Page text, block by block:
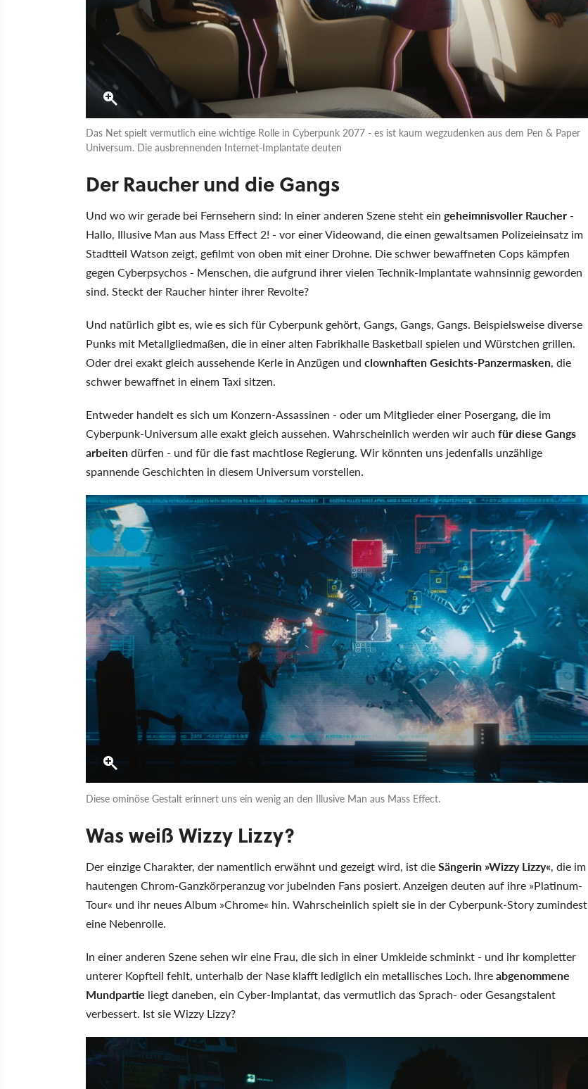
Das Net spielt vermutlich eine wichtige Rolle in Cyberpunk 2077 - es ist kaum wegzudenken aus dem Pen & Paper
Universum. Die ausbrennenden Internet-Implantate deuten
Der Raucher und die Gangs
Und wo wir gerade bei Fernsehern sind: In einer anderen Szene steht ein geheimnisvoller Raucher -
Hallo, Illusive Man aus Mass Effect 2! - vor einer Videowand, die einen gewaltsamen Polizeieinsatz im
Stadtteil Watson zeigt, gefilmt von oben mit einer Drohne. Die schwer bewaffneten Cops kämpfen
gegen Cyberpsychos - Menschen, die aufgrund ihrer vielen Technik-Implantate wahnsinnig geworden
sind. Steckt der Raucher hinter ihrer Revolte?
Und natürlich gibt es, wie es sich für Cyberpunk gehört, Gangs, Gangs, Gangs. Beispielsweise diverse
Punks mit Metallgliedmaßen, die in einer alten Fabrikhalle Basketball spielen und Würstchen grillen.
Oder drei exakt gleich aussehende Kerle in Anzügen und clownhaften Gesichts-Panzermasken, die
schwer bewaffnet in einem Taxi sitzen.
Entweder handelt es sich um Konzern-Assassinen - oder um Mitglieder einer Posergang, die im
Cyberpunk-Universum alle exakt gleich aussehen. Wahrscheinlich werden wir auch für diese Gangs
arbeitendürfen - und für die fast machtlose Regierung. Wir könnten uns jedenfalls unzählige
spannende Geschichten in diesem Universum vorstellen.
Diese ominöse Gestalt erinnert uns ein wenig an den Illusive Man aus Mass Effect.
Was weiß Wizzy Lizzy?
Der einzige Charakter, der namentlich erwähnt und gezeigt wird, ist dieSängerin »Wizzy Lizzy«, die im
hautengen Chrom-Ganzkörperanzug vor jubelnden Fans posiert. Anzeigen deuten auf ihre »Platinum-
Tour« und ihr neues Album »Chrome« hin. Wahrscheinlich spielt sie in der Cyberpunk-Story zumindest
eine Nebenrolle.
In einer anderen Szene sehen wir eine Frau, die sich in einer Umkleide schminkt - und ihr kompletter
unterer Kopfteil fehlt, unterhalb der Nase klafft lediglich ein metallisches Loch. Ihreabgenommene
Mundpartie liegt daneben, ein Cyber-Implantat, das vermutlich das Sprach- oder Gesangstalent
verbessert. Ist sie Wizzy Lizzy?